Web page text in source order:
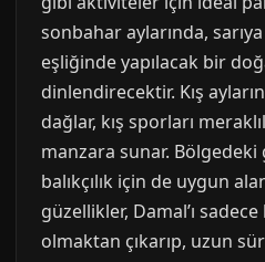
sonbahar aylarında,
eşliğinde yapılacak bir
dinlendirecektir. Kış
dağlar, kış sporları
manzara sunar.
balıkçılık için de uygun
güzellikler, Damal’ı
olmaktan çıkarıp, uzun